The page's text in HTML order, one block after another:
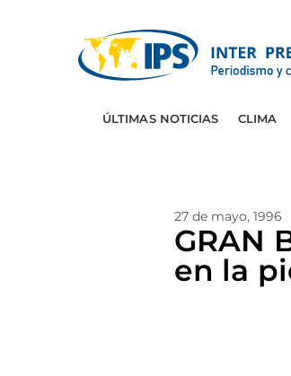
ÚLTIMAS NOTICIAS CLIMA
27 de mayo, 1996
GRAN
en la